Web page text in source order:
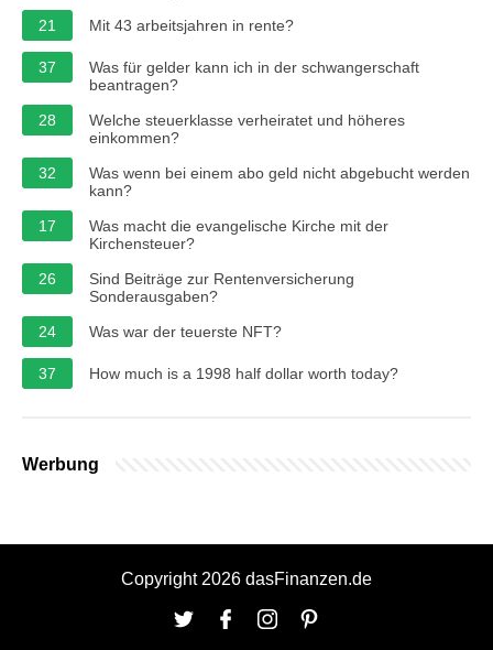
21
Mit 43 arbeitsjahren in rente?
37
Was für gelder kann ich in der schwangerschaft
beantragen?
28
Welche steuerklasse verheiratet und höheres
einkommen?
32
Was wenn bei einem abo geld nicht abgebucht werden
kann?
17
Was macht die evangelische Kirche mit der
Kirchensteuer?
26
Sind Beiträge zur Rentenversicherung
Sonderausgaben?
24
Was war der teuerste NFT?
37 How much is a 1998 half dollar worth today?
Werbung
Copyright 2026 dasFinanzen.de